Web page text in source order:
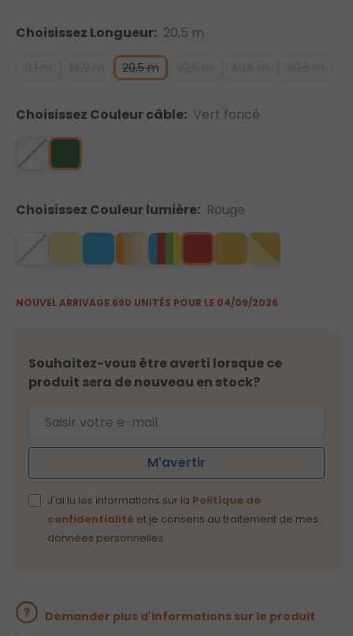
Choisissez Longueur: 20,5 m
20,5 m
Choisissez Couleur câble: Vert foncé
Choisissez Couleur lumière: Rouge
NOUVEL ARRIVAGE 690 UNITÉS POUR LE 04/09/2026
Souhaitez-vous être averti lorsque ce
produit sera de nouveau en stock?
M'avertir
J'ai lu les informations sur la Politique de
confidentialité et je consens au traitement de mes
données personnelles
Demander plus d'informations sur le produit